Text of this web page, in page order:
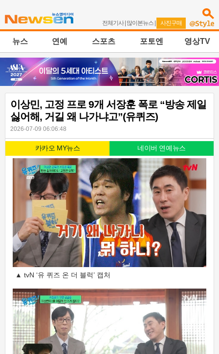
전체기사| 많이본뉴스 | 사진구매
뉴스 연예 스포츠 포토엔 영상TV
이상민, 고정 프로 9개 서장훈 폭로 “방송 제일
싫어해, 거길 왜 나가냐고”(유퀴즈)
2026-07-09 06:06:48
카카오 MY뉴스 네이버 연예뉴스
▲ tvN ‘유 퀴즈 온 더 블럭’ 캡처